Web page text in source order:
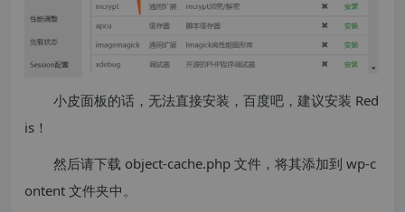
小皮面板的话，无法直接安装，百度吧，建议安装 Red
is！
然后请下载 object-cache.php 文件，将其添加到 wp-c
ontent 文件夹中。